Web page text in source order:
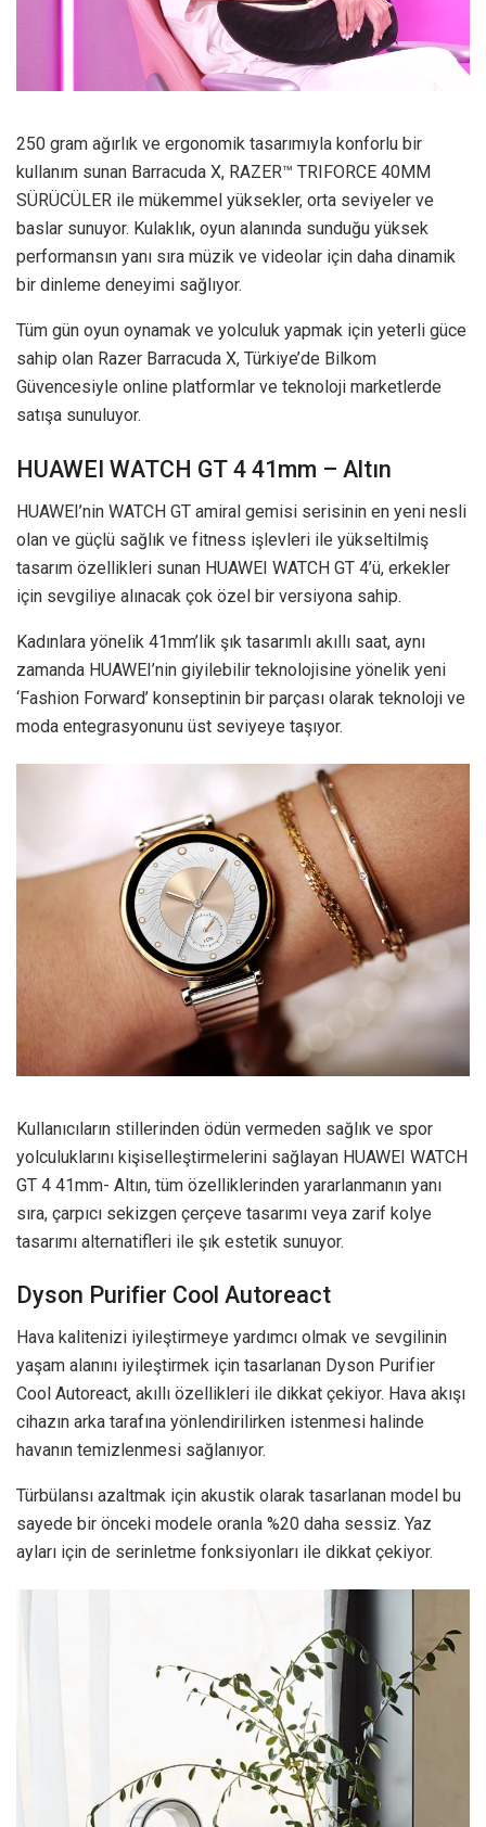
250 gram ağırlık ve ergonomik tasarımıyla konforlu bir
kullanım sunan Barracuda X, RAZER™ TRIFORCE 40MM
SÜRÜCÜLER ile mükemmel yüksekler, orta seviyeler ve
baslar sunuyor. Kulaklık, oyun alanında sunduğu yüksek
performansın yanı sıra müzik ve videolar için daha dinamik
bir dinleme deneyimi sağlıyor.
Tüm gün oyun oynamak ve yolculuk yapmak için yeterli güce
sahip olan Razer Barracuda X, Türkiye’de Bilkom
Güvencesiyle online platformlar ve teknoloji marketlerde
satışa sunuluyor.
HUAWEI WATCH GT 4 41mm – Altın
HUAWEI’nin WATCH GT amiral gemisi serisinin en yeni nesli
olan ve güçlü sağlık ve fitness işlevleri ile yükseltilmiş
tasarım özellikleri sunan HUAWEI WATCH GT 4’ü, erkekler
için sevgiliye alınacak çok özel bir versiyona sahip.
Kadınlara yönelik 41mm’lik şık tasarımlı akıllı saat, aynı
zamanda HUAWEI’nin giyilebilir teknolojisine yönelik yeni
‘Fashion Forward’ konseptinin bir parçası olarak teknoloji ve
moda entegrasyonunu üst seviyeye taşıyor.
Kullanıcıların stillerinden ödün vermeden sağlık ve spor
yolculuklarını kişiselleştirmelerini sağlayan HUAWEI WATCH
GT 4 41mm- Altın, tüm özelliklerinden yararlanmanın yanı
sıra, çarpıcı sekizgen çerçeve tasarımı veya zarif kolye
tasarımı alternatifleri ile şık estetik sunuyor.
Dyson Purifier Cool Autoreact
Hava kalitenizi iyileştirmeye yardımcı olmak ve sevgilinin
yaşam alanını iyileştirmek için tasarlanan Dyson Purifier
Cool Autoreact, akıllı özellikleri ile dikkat çekiyor. Hava akışı
cihazın arka tarafına yönlendirilirken istenmesi halinde
havanın temizlenmesi sağlanıyor.
Türbülansı azaltmak için akustik olarak tasarlanan model bu
sayede bir önceki modele oranla %20 daha sessiz. Yaz
ayları için de serinletme fonksiyonları ile dikkat çekiyor.